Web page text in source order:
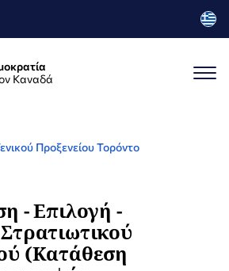
Καναδά
Προξενείου Τορόντο
- Επιλογή -
(Κατάθεση